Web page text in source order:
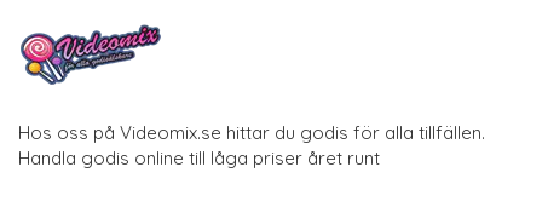
Hos oss på Videomix.se hittar du godis för alla tillfällen.
Handla godis online till låga priser året runt